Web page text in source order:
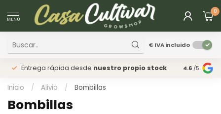
MENÚ
0
€IVA incluido
Entrega rápida desde nuestro propio stock Tienda
4.6 /5
Inicio / Alivio / Bombillas
Bombillas